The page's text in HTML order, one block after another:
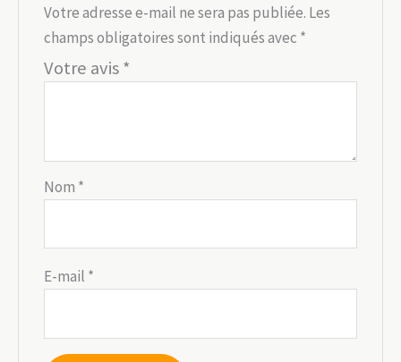
Votre adresse e-mail ne sera pas publiée. Les
champs obligatoires sont indiqués avec *
Votre avis*
Nom *
E-mail *